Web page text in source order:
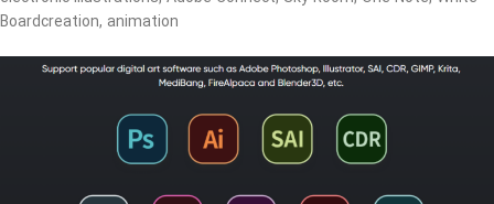
Boardcreation, animation